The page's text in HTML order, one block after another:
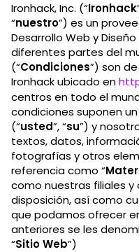
Ironhack, Inc. (“Ironhack
“nuestro”) es un
Desarrollo Web y
diferentes partes del
(“Condiciones”) son
Ironhack ubicado en
centros en todo el
condiciones suponen
(“usted”, “su”) y
textos, datos,
fotografías y otros
referencia como “
como nuestras filiales
disposición, así como
que podamos ofrecer
anteriores se les
“Sitio Web”)